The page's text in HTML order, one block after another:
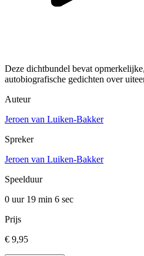
Deze dichtbundel bevat
autobiografische gedichten over
Auteur
Jeroen van Luiken-Bakker
Spreker
Jeroen van Luiken-Bakker
Speelduur
0 uur 19 min 6 sec
Prijs
€ 9,95